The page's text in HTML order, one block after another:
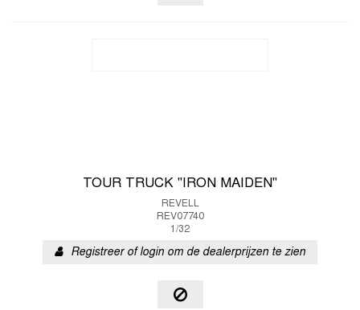
TOUR TRUCK "IRON MAIDEN"
REVELL
REV07740
1/32
Registreer of login om de dealerprijzen te zien